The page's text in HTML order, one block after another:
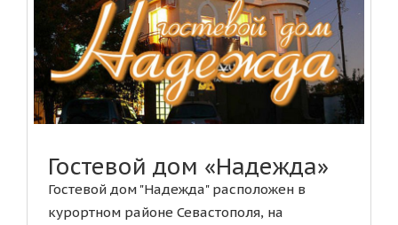
Гостевой дом «Надежда»
Гостевой дом "Надежда" расположен в
курортном районе Севастополя, на